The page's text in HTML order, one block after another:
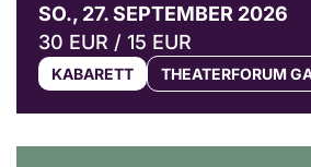
SO., 27. SEPTEMBER 2026
30 EUR / 15 EUR
KABARETT THEATERFORUM